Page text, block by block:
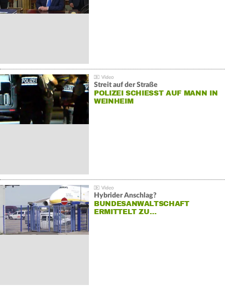
Streit auf der Straße
POLIZEI SCHIESST AUF MANN IN W
EINHEIM
Hybrider Anschlag?
BUNDESANWALTSCHAFT
ERMITTELT ZU…